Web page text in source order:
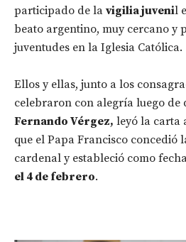
participado de la vigilia juvenil
beato argentino, muy cercano y
juventudes en la Iglesia Católica.
Ellos y ellas, junto a los
celebraron con alegría luego de
Fernando Vérgez, leyó la carta
que el Papa Francisco concedió
cardenal y estableció como
el 4 de febrero.